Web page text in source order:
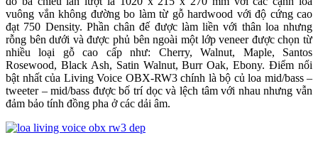
vuông vắn không đường bo làm từ gỗ hardwood với độ cứng cao
đạt 750 Density. Phần chân đế được làm liền với thân loa nhưng
rỗng bên dưới và được phủ bên ngoài một lớp veneer được chọn từ
nhiều loại gỗ cao cấp như: Cherry, Walnut, Maple, Santos
Rosewood, Black Ash, Satin Walnut, Burr Oak, Ebony. Điểm nổi
bật nhất của Living Voice OBX-RW3 chính là bộ củ loa mid/bass –
tweeter – mid/bass được bố trí dọc và lệch tâm với nhau nhưng vẫn
đảm bảo tính đồng pha ở các dải âm.